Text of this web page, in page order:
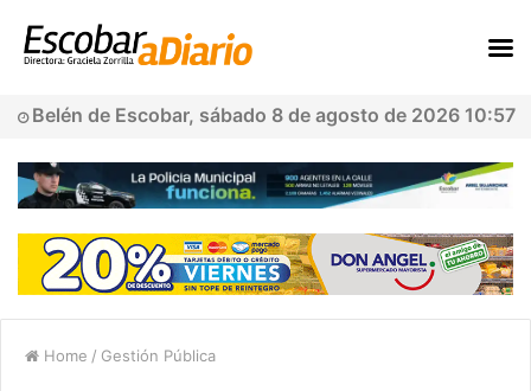
Belén de Escobar, sábado 8 de agosto de 2026 10:57
Home / Gestión Pública